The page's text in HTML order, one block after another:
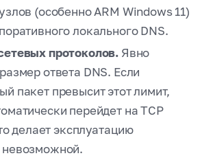
(особенно ARM Windows 11)
локального DNS.
протоколов. Явно
ответа DNS. Если
пакет превысит этот лимит,
перейдет на TCP
делает эксплуатацию
невозможной.